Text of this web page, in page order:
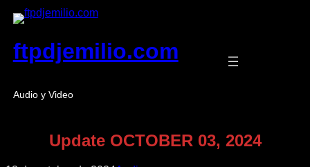
Saltar
al
ftpdjemilio.com
Audio y Video
Update OCTOBER 03, 2024